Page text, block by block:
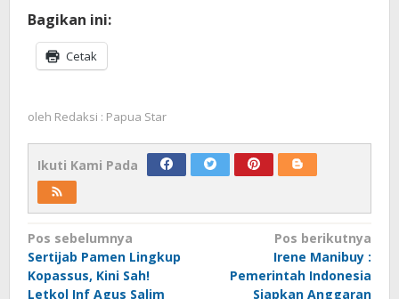
Bagikan ini:
Cetak
oleh Redaksi : Papua Star
Ikuti Kami Pada
Navigasi
pos
Pos sebelumnya
Sertijab Pamen Lingkup
Kopassus, Kini Sah!
Letkol Inf Agus Salim
Pos berikutnya
Irene Manibuy :
Pemerintah Indonesia
Siapkan Anggaran